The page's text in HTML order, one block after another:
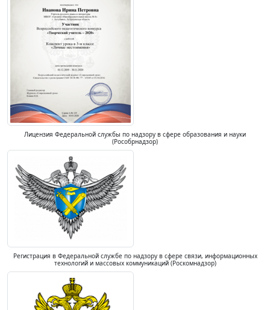
Лицензия Федеральной службы по надзору в сфере образования и науки
(Рособрнадзор)
Регистрация в Федеральной службе по надзору в сфере связи, информационных
технологий и массовых коммуникаций (Роскомнадзор)